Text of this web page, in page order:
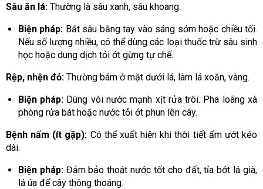
Sâu ăn lá: Thường là sâu xanh, sâu khoang.
Biện pháp: Bắt sâu bằng tay vào sáng sớm hoặc chiều tối.
Nếu số lượng nhiều, có thể dùng các loại thuốc trừ sâu sinh
học hoặc dung dịch tỏi ớt gừng tự chế.
Rệp, nhện đỏ: Thường bám ở mặt dưới lá, làm lá xoăn, vàng.
Biện pháp: Dùng vòi nước mạnh xịt rửa trôi. Pha loãng xà
phòng rửa bát hoặc nước tỏi ớt phun lên cây.
Bệnh nấm (ít gặp): Có thể xuất hiện khi thời tiết ẩm ướt kéo
dài.
Biện pháp:Đảm bảo thoát nước tốt cho đất, tỉa bớt lá già,
lá úa để cây thông thoáng.